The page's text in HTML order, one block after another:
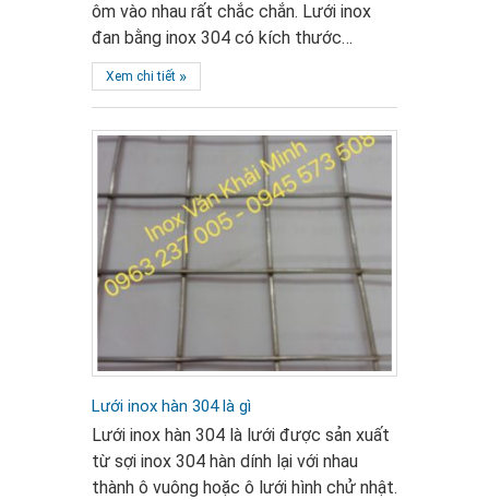
ôm vào nhau rất chắc chắn. Lưới inox
đan bằng inox 304 có kích thước…
Xem chi tiết »
Lưới inox hàn 304 là gì
Lưới inox hàn 304 là lưới được sản xuất
từ sợi inox 304 hàn dính lại với nhau
thành ô vuông hoặc ô lưới hình chử nhật.